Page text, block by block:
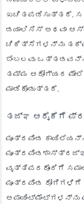
ಖಚಿತಪಡಿಸುತ್ತದೆ.
ಡಯಾಲಿಸಿಸ್ ಅಥವಾ
ಚಿಕಿತ್ಸೆಗಳನ್ನು
ಬೆಂಬಲವು
ತಮ್ಮ ಆರೋಗ್ಯದ
ಮಾಡಿಕೊಡುತ್ತದೆ.
ತಜ್ಞ ಆರೈಕೆಗೆ
ಮೂತ್ರಪಿಂಡ
ವೃತ್ತಿಪರರೊಂದಿಗೆ
ಮೂತ್ರಪಿಂಡ
ಅಪಾಯಿಂಟ್‌ಮೆಂಟ್‌ಗಳನ್ನು